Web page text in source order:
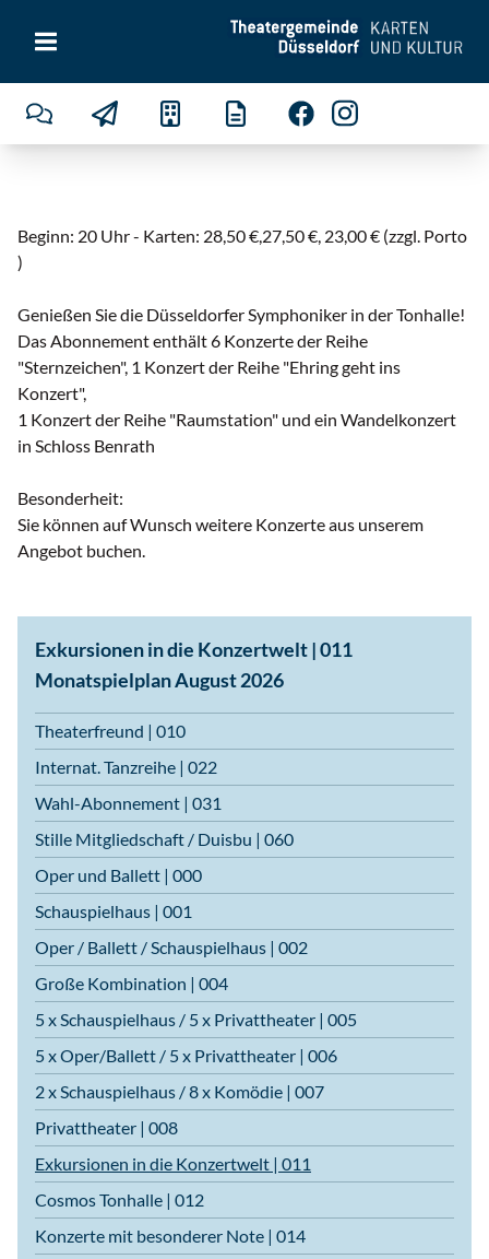
Exkursionen in die Konzertwelt | 011
Monatspielplan August 2026
Theaterfreund | 010
Internat. Tanzreihe | 022
Wahl-Abonnement | 031
Stille Mitgliedschaft / Duisbu | 060
Oper und Ballett | 000
Schauspielhaus | 001
Oper / Ballett / Schauspielhaus | 002
Große Kombination | 004
5 x Schauspielhaus / 5 x Privattheater | 005
5 x Oper/Ballett / 5 x Privattheater | 006
2 x Schauspielhaus / 8 x Komödie | 007
Privattheater | 008
Exkursionen in die Konzertwelt | 011
Cosmos Tonhalle | 012
Konzerte mit besonderer Note | 014
Beginn: 20 Uhr - Karten: 28,50 €,27,50 €, 23,00 € (zzgl. Porto
)
Genießen Sie die Düsseldorfer Symphoniker in der Tonhalle!
Das Abonnement enthält 6 Konzerte der Reihe
"Sternzeichen", 1 Konzert der Reihe "Ehring geht ins
Konzert",
1 Konzert der Reihe "Raumstation" und ein Wandelkonzert
in Schloss Benrath
Besonderheit:
Sie können auf Wunsch weitere Konzerte aus unserem
Angebot buchen.